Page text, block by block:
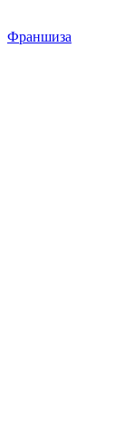
Франшиза